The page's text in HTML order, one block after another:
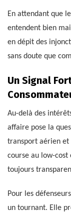
En attendant que
entendent bien
en dépit des
sans doute que
Un Signal
Au-delà des
affaire pose la
transport aérien et
course au low-
toujours
Pour les
un tournant. Elle